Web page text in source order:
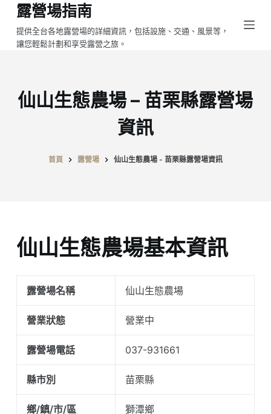
跳
至
主
容
露營場指南
提供全台各地露營場的詳細資訊，包括設施、交通、風景等，
讓您輕鬆計劃和享受露營之旅。
仙山生態農場 – 苗栗縣露營場
資訊
首頁 露營場 仙山生態農場 - 苗栗縣露營場資訊
仙山生態農場基本資訊
露營場名稱 仙山生態農場
營業狀態 營業中
露營場電話 037-931661
縣市別 苗栗縣
鄉/鎮/市/區 獅潭鄉